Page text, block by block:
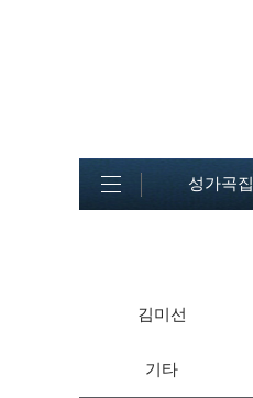
성가곡집
김미선
기타